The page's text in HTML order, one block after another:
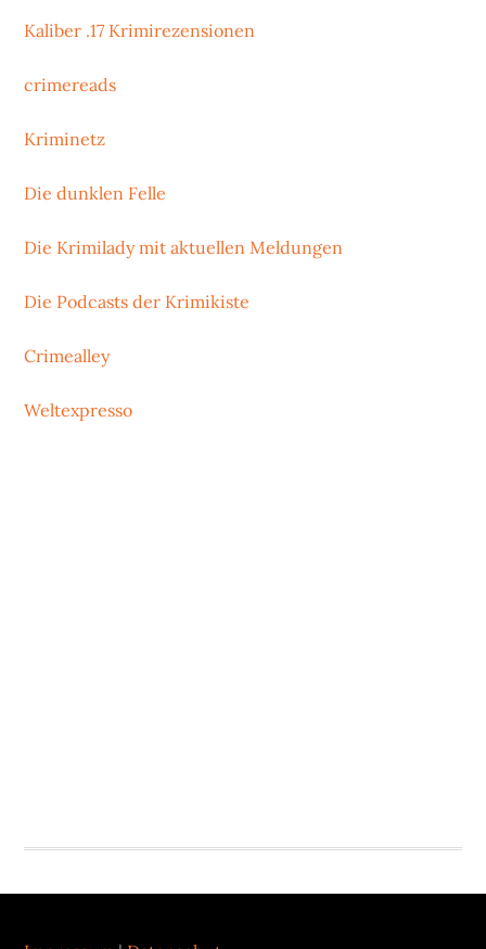
Kaliber .17 Krimirezensionen
crimereads
Kriminetz
Die dunklen Felle
Die Krimilady mit aktuellen Meldungen
Die Podcasts der Krimikiste
Crimealley
Weltexpresso